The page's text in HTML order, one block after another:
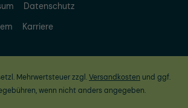
Datenschutz
Karriere
Mehrwertsteuer zzgl.Versandkosten und ggf.
wenn nicht anders angegeben.